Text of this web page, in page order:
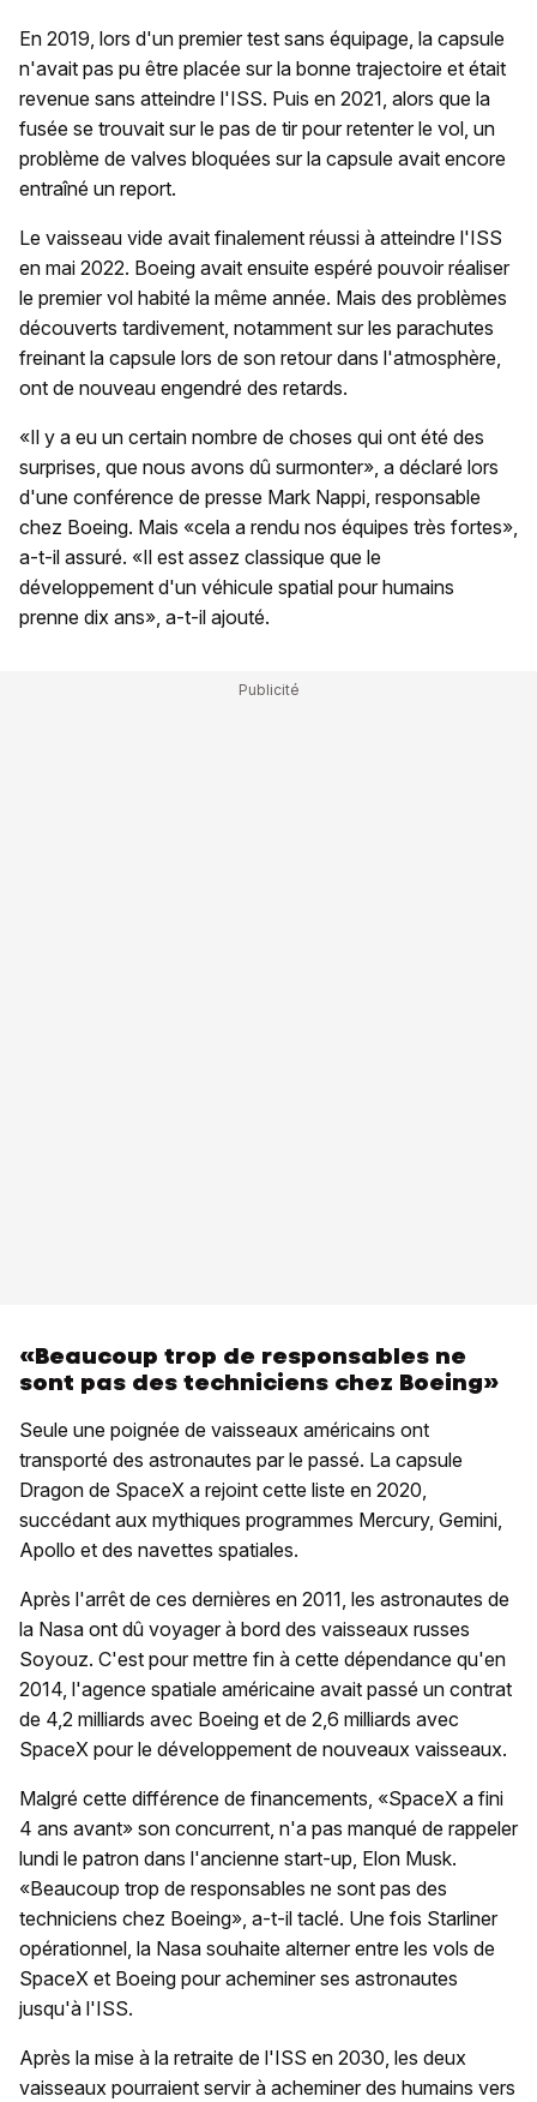
En 2019, lors d'un premier test sans équipage, la capsule
n'avait pas pu être placée sur la bonne trajectoire et était
revenue sans atteindre l'ISS. Puis en 2021, alors que la
fusée se trouvait sur le pas de tir pour retenter le vol, un
problème de valves bloquées sur la capsule avait encore
entraîné un report.
Le vaisseau vide avait finalement réussi à atteindre l'ISS
en mai 2022. Boeing avait ensuite espéré pouvoir réaliser
le premier vol habité la même année. Mais des problèmes
découverts tardivement, notamment sur les parachutes
freinant la capsule lors de son retour dans l'atmosphère,
ont de nouveau engendré des retards.
«Il y a eu un certain nombre de choses qui ont été des
surprises, que nous avons dû surmonter», a déclaré lors
d'une conférence de presse Mark Nappi, responsable
chez Boeing. Mais «cela a rendu nos équipes très fortes»,
a-t-il assuré. «Il est assez classique que le
développement d'un véhicule spatial pour humains
prenne dix ans», a-t-il ajouté.
«Beaucoup trop de responsables ne
sont pas des techniciens chez Boeing»
Seule une poignée de vaisseaux américains ont
transporté des astronautes par le passé. La capsule
Dragon de SpaceX a rejoint cette liste en 2020,
succédant aux mythiques programmes Mercury, Gemini,
Apollo et des navettes spatiales.
Après l'arrêt de ces dernières en 2011, les astronautes de
la Nasa ont dû voyager à bord des vaisseaux russes
Soyouz. C'est pour mettre fin à cette dépendance qu'en
2014, l'agence spatiale américaine avait passé un contrat
de 4,2 milliards avec Boeing et de 2,6 milliards avec
SpaceX pour le développement de nouveaux vaisseaux.
Malgré cette différence de financements, «SpaceX a fini
4 ans avant» son concurrent, n'a pas manqué de rappeler
lundi le patron dans l'ancienne start-up, Elon Musk.
«Beaucoup trop de responsables ne sont pas des
techniciens chez Boeing», a-t-il taclé. Une fois Starliner
opérationnel, la Nasa souhaite alterner entre les vols de
SpaceX et Boeing pour acheminer ses astronautes
jusqu'à l'ISS.
Après la mise à la retraite de l'ISS en 2030, les deux
vaisseaux pourraient servir à acheminer des humains vers